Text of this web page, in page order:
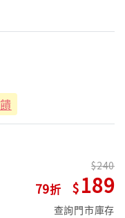
79
240
189
查詢門市庫存